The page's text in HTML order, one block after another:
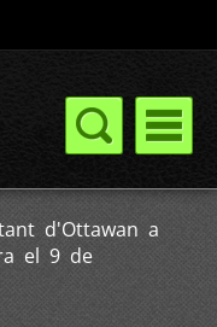
d'Ottawan a
el 9 de